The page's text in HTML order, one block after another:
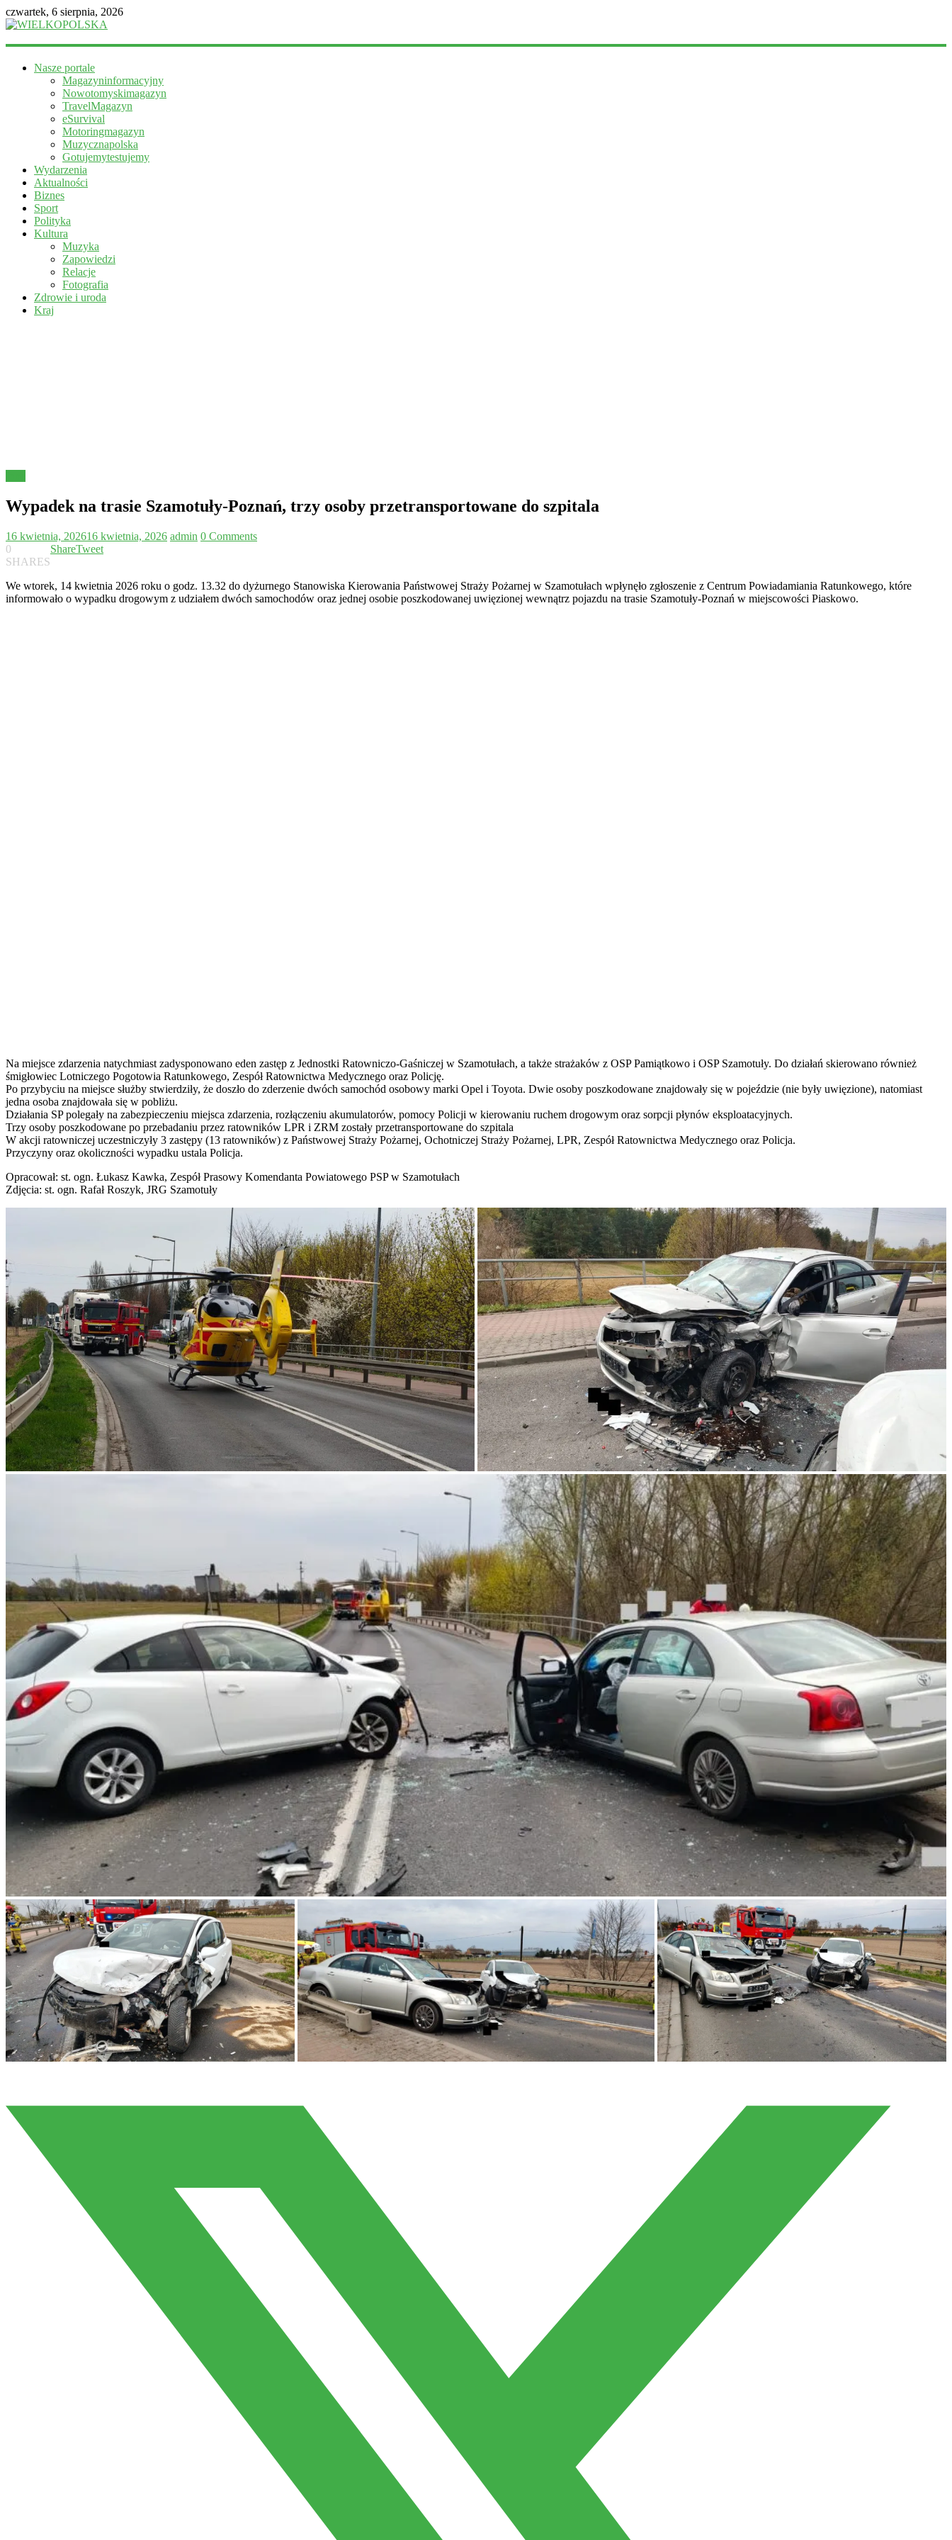
czwartek, 6 sierpnia, 2026
WIELKOPOLSKA
informacyjny
Nasze portale
Magazyninformacyjny
Nowotomyskimagazyn
TravelMagazyn
eSurvival
Motoringmagazyn
Muzycznapolska
Gotujemytestujemy
Wydarzenia
Aktualności
Biznes
Sport
Polityka
Kultura
Muzyka
Zapowiedzi
Relacje
Fotografia
Zdrowie i uroda
Kraj
Wypadek na trasie Szamotuły-Poznań, trzy osoby przetransportowane do szpitala
16 kwietnia, 202616 kwietnia, 2026 admin 0 Comments
0
SHARES
ShareTweet
We wtorek, 14 kwietnia 2026 roku o godz. 13.32 do dyżurnego Stanowiska Kierowania Państwowej Straży Pożarnej w Szamotułach wpłynęło zgłoszenie z Centrum Powiadamiania Ratunkowego, które
informowało o wypadku drogowym z udziałem dwóch samochodów oraz jednej osobie poszkodowanej uwięzionej wewnątrz pojazdu na trasie Szamotuły-Poznań w miejscowości Piaskowo.
Na miejsce zdarzenia natychmiast zadysponowano eden zastęp z Jednostki Ratowniczo-Gaśniczej w Szamotułach, a także strażaków z OSP Pamiątkowo i OSP Szamotuły. Do działań skierowano również
śmigłowiec Lotniczego Pogotowia Ratunkowego, Zespół Ratownictwa Medycznego oraz Policję.
Po przybyciu na miejsce służby stwierdziły, że doszło do zderzenie dwóch samochód osobowy marki Opel i Toyota. Dwie osoby poszkodowane znajdowały się w pojeździe (nie były uwięzione), natomiast
jedna osoba znajdowała się w pobliżu.
Działania SP polegały na zabezpieczeniu miejsca zdarzenia, rozłączeniu akumulatorów, pomocy Policji w kierowaniu ruchem drogowym oraz sorpcji płynów eksploatacyjnych.
Trzy osoby poszkodowane po przebadaniu przez ratowników LPR i ZRM zostały przetransportowane do szpitala
W akcji ratowniczej uczestniczyły 3 zastępy (13 ratowników) z Państwowej Straży Pożarnej, Ochotniczej Straży Pożarnej, LPR, Zespół Ratownictwa Medycznego oraz Policja.
Przyczyny oraz okoliczności wypadku ustala Policja.
Opracował: st. ogn. Łukasz Kawka, Zespół Prasowy Komendanta Powiatowego PSP w Szamotułach
Zdjęcia: st. ogn. Rafał Roszyk, JRG Szamotuły